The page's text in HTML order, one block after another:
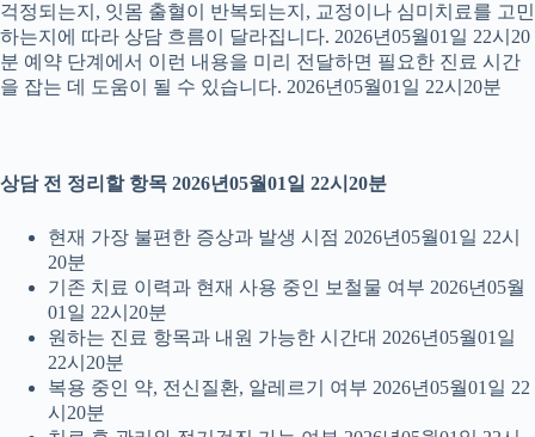
걱정되는지, 잇몸 출혈이 반복되는지, 교정이나 심미치료를 고민
하는지에 따라 상담 흐름이 달라집니다. 2026년05월01일 22시20
분 예약 단계에서 이런 내용을 미리 전달하면 필요한 진료 시간
을 잡는 데 도움이 될 수 있습니다. 2026년05월01일 22시20분
상담 전 정리할 항목 2026년05월01일 22시20분
현재 가장 불편한 증상과 발생 시점 2026년05월01일 22시
20분
기존 치료 이력과 현재 사용 중인 보철물 여부 2026년05월
01일 22시20분
원하는 진료 항목과 내원 가능한 시간대 2026년05월01일
22시20분
복용 중인 약, 전신질환, 알레르기 여부 2026년05월01일 22
시20분